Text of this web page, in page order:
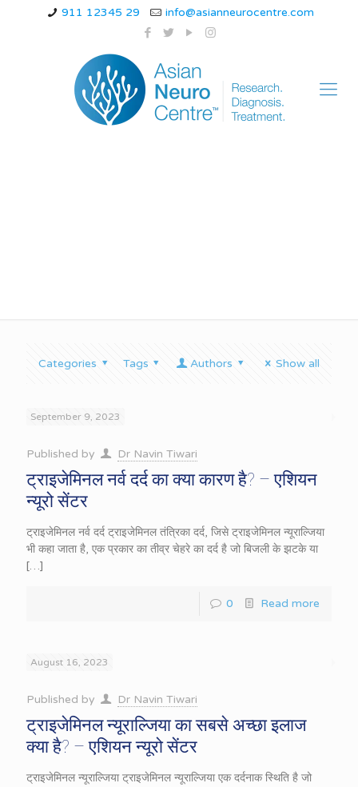
911 12345 29 info@asianneurocentre.com
Categories Tags Authors Show all
September 9, 2023
Published by Dr Navin Tiwari
ट्राइजेमिनल नर्व दर्द का क्या कारण है? – एशियन
न्यूरो सेंटर
ट्राइजेमिनल नर्व दर्द ट्राइजेमिनल तंत्रिका दर्द, जिसे ट्राइजेमिनल न्यूराल्जिया
भी कहा जाता है, एक प्रकार का तीव्र चेहरे का दर्द है जो बिजली के झटके या
[…]
0 Read more
August 16, 2023
Published by Dr Navin Tiwari
ट्राइजेमिनल न्यूराल्जिया का सबसे अच्छा इलाज
क्या है? – एशियन न्यूरो सेंटर
ट्राइजेमिनल न्यूराल्जिया ट्राइजेमिनल न्यूराल्जिया एक दर्दनाक स्थिति है जो